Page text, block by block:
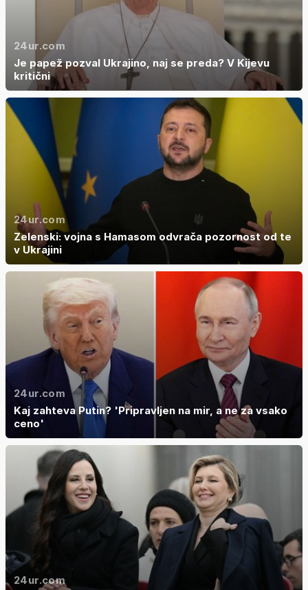
24ur.com
Je papež pozval Ukrajino, naj se preda? V Kijevu
kritični
24ur.com
Zelenski: vojna s Hamasom odvrača pozornost od te
v Ukrajini
24ur.com
Kaj zahteva Putin? 'Pripravljen na mir, a ne za vsako
ceno'
24ur.com